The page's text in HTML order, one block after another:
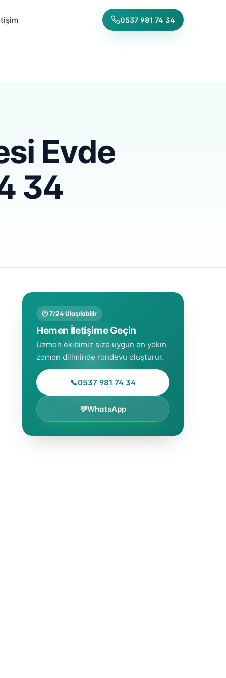
0537 981 74 34
Evde
34
🕐 7/24 Ulaşılabilir
Hemen İletişime Geçin
Uzman ekibimiz size uygun en yakın
zaman diliminde randevu oluşturur.
📞0537 981 74 34
💬WhatsApp